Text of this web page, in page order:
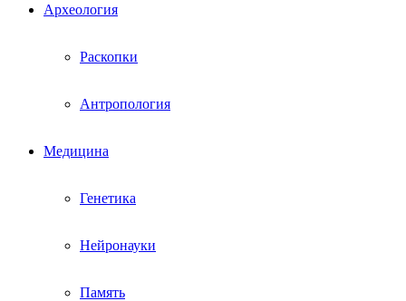
Археология
Раскопки
Антропология
Медицина
Генетика
Нейронауки
Память